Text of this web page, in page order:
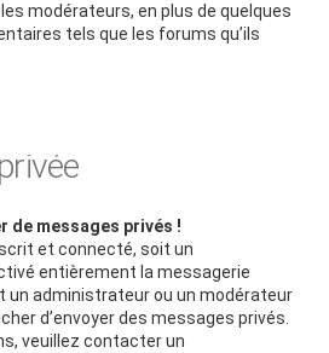
modérateurs, en plus de quelques
tels que les forums qu’ils
de messages privés !
et connecté, soit un
entièrement la messagerie
un administrateur ou un modérateur
d’envoyer des messages privés.
veuillez contacter un